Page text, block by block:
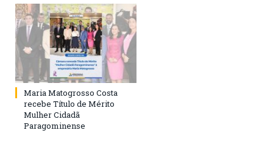
Maria Matogrosso Costa
recebe Título de Mérito
Mulher Cidadã
Paragominense